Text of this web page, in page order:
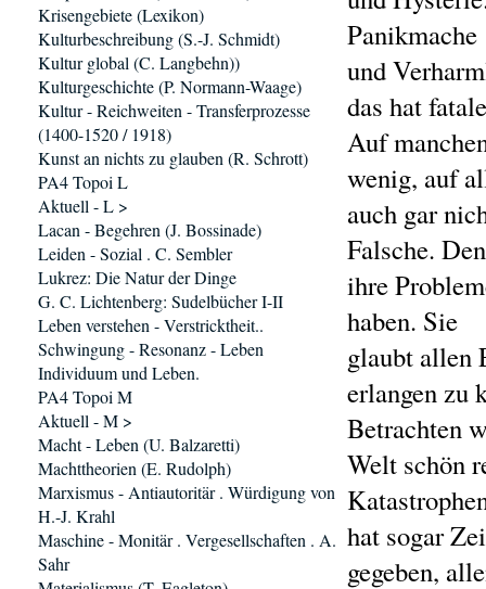
Panikmache
und
das hat
Auf
wenig, auf
auch gar
Falsche.
ihre
haben. Sie
glaubt allen
erlangen zu
Betrachten
Welt schön
hat sogar
gegeben,
Krisengebiete (Lexikon)
Kulturbeschreibung (S.-J. Schmidt)
Kultur global (C. Langbehn))
Kulturgeschichte (P. Normann-Waage)
Kultur - Reichweiten - Transferprozesse
(1400-1520 / 1918)
Kunst an nichts zu glauben (R. Schrott)
PA4 Topoi L
Aktuell - L >
Lacan - Begehren (J. Bossinade)
Leiden - Sozial . C. Sembler
Lukrez: Die Natur der Dinge
G. C. Lichtenberg: Sudelbücher I-II
Leben verstehen - Verstricktheit..
Schwingung - Resonanz - Leben
Individuum und Leben.
PA4 Topoi M
Aktuell - M >
Macht - Leben (U. Balzaretti)
Machttheorien (E. Rudolph)
Marxismus - Antiautoritär . Würdigung von
H.-J. Krahl
Maschine - Monitär . Vergesellschaften . A.
Sahr